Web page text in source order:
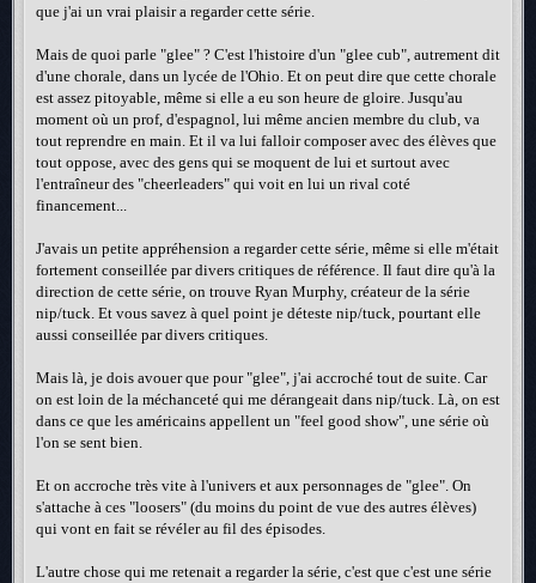
que j'ai un vrai plaisir a regarder cette série.
Mais de quoi parle "glee" ? C'est l'histoire d'un "glee cub", autrement dit
d'une chorale, dans un lycée de l'Ohio. Et on peut dire que cette chorale
est assez pitoyable, même si elle a eu son heure de gloire. Jusqu'au
moment où un prof, d'espagnol, lui même ancien membre du club, va
tout reprendre en main. Et il va lui falloir composer avec des élèves que
tout oppose, avec des gens qui se moquent de lui et surtout avec
l'entraîneur des "cheerleaders" qui voit en lui un rival coté
financement...
J'avais un petite appréhension a regarder cette série, même si elle m'était
fortement conseillée par divers critiques de référence. Il faut dire qu'à la
direction de cette série, on trouve Ryan Murphy, créateur de la série
nip/tuck. Et vous savez à quel point je déteste nip/tuck, pourtant elle
aussi conseillée par divers critiques.
Mais là, je dois avouer que pour "glee", j'ai accroché tout de suite. Car
on est loin de la méchanceté qui me dérangeait dans nip/tuck. Là, on est
dans ce que les américains appellent un "feel good show", une série où
l'on se sent bien.
Et on accroche très vite à l'univers et aux personnages de "glee". On
s'attache à ces "loosers" (du moins du point de vue des autres élèves)
qui vont en fait se révéler au fil des épisodes.
L'autre chose qui me retenait a regarder la série, c'est que c'est une série